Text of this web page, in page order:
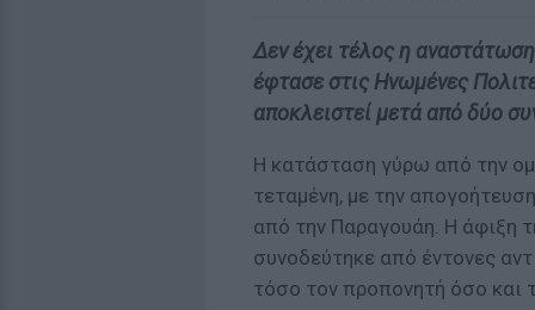
Δεν έχει τέλος η
έφτασε στις Ηνωμένες
αποκλειστεί μετά από δύο
Η κατάσταση γύρω από την
τεταμένη, με την
από την Παραγουάη. Η άφιξη
συνοδεύτηκε από έντονες
τόσο τον προπονητή όσο και